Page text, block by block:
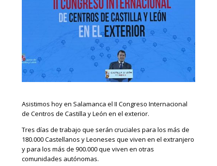
Asistimos hoy en Salamanca el II Congreso Internacional
de Centros de Castilla y León en el exterior.
Tres días de trabajo que serán cruciales para los más de
180.000 Castellanos y Leoneses que viven en el extranjero
y para los más de 900.000 que viven en otras
comunidades autónomas.